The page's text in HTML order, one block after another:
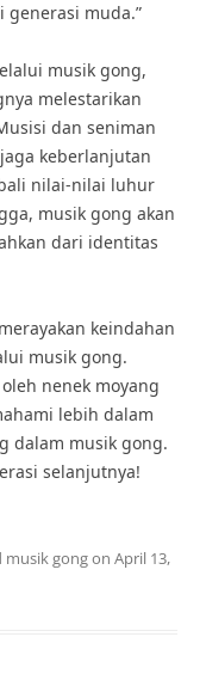
muda.”
musik gong,
melestarikan
dan seniman
keberlanjutan
nilai-nilai luhur
musik gong akan
dari identitas
keindahan
musik gong.
nenek moyang
lebih dalam
dalam musik gong.
selanjutnya!
musik gongon April 13,